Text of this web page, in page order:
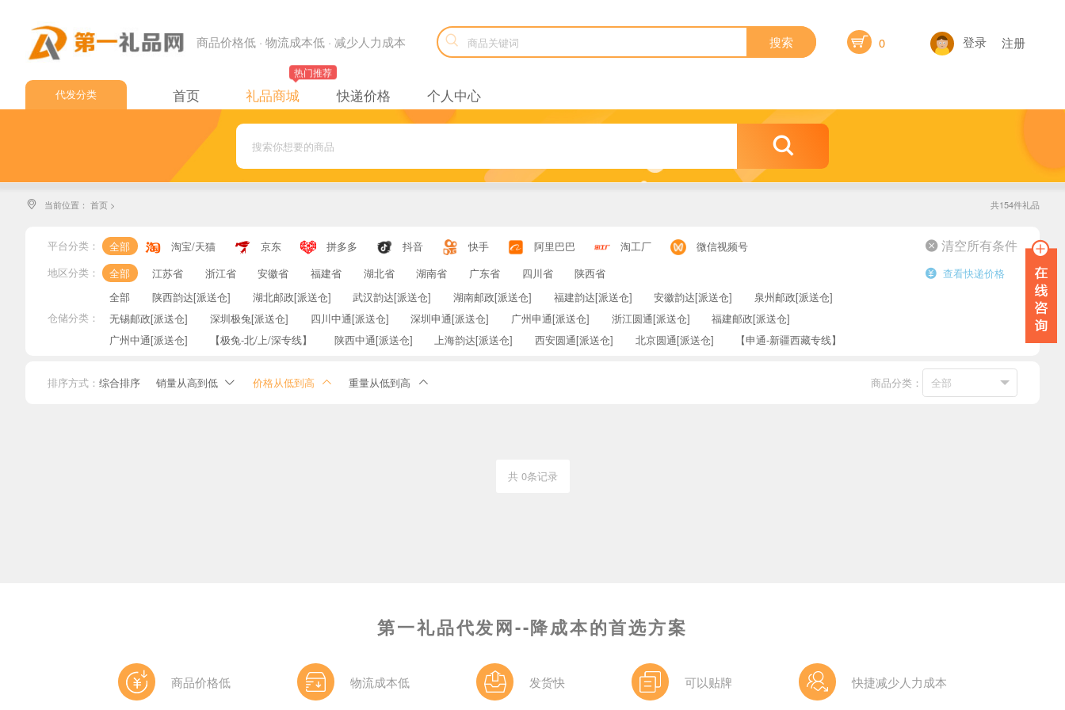
商品价格低 · 物流成本低 · 减少人力成本  搜索  0 登录 注册
代发分类
圆通快递
韵达快递
极兔快递
顺丰速运
邮政小包
首页
热门推荐
礼品商城 快递价格 个人中心

 当前位置：首页 > 共154件礼品
平台分类： 全部 淘宝/天猫 京东 拼多多 抖音 快手 阿里巴巴 淘工厂
微信视频号
地区分类：
全部 江苏省 浙江省 安徽省 福建省 湖北省 湖南省 广东省 四川省 陕西省
仓储分类：
全部 陕西韵达[派送仓] 湖北邮政[派送仓] 武汉韵达[派送仓] 湖南邮政[派送仓] 福建韵达[派送仓] 安徽韵达[派送仓]
泉州邮政[派送仓]
无锡邮政[派送仓]
深圳极兔[派送仓] 四川中通[派送仓] 深圳申通[派送仓] 广州申通[派送仓] 浙江圆通[派送仓]
福建邮政[派送仓]
广州中通[派送仓]
【极兔-北/上/深专线】 陕西中通[派送仓] 上海韵达[派送仓] 西安圆通[派送仓] 北京圆通[派送仓] 【申通-新疆西藏专线】
 清空所有条件
 查看快递价格
排序方式： 综合排序 销量从高到低  价格从低到高  重量从低到高  商品分类：
共 0条记录
第一礼品代发网--降成本的首选方案
商品价格低 物流成本低 发货快 可以贴牌 快捷减少人力成本